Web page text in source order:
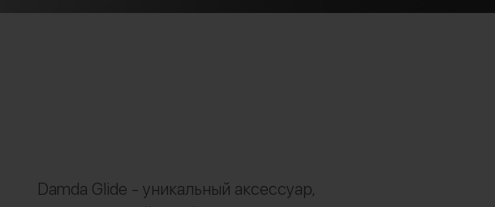
Damda Glide - уникальный аксессуар,